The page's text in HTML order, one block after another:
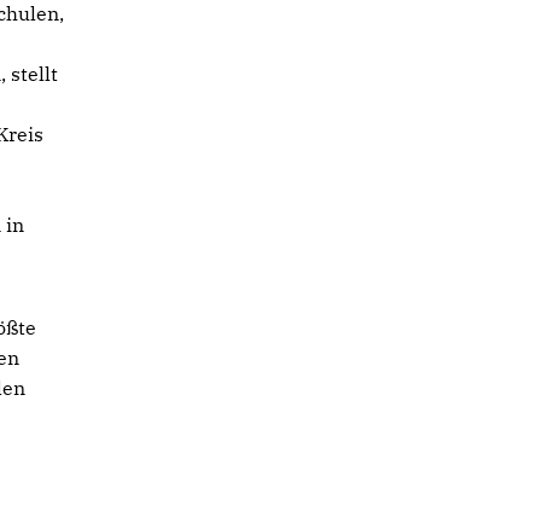
stellt
in